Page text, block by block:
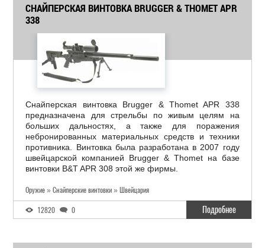
СНАЙПЕРСКАЯ ВИНТОВКА BRUGGER & THOMET APR
338
Снайперская винтовка Brugger & Thomet APR 338
предназначена для стрельбы по живым целям на
больших дальностях, а также для поражения
небронированных материальных средств и техники
противника. Винтовка была разработана в 2007 году
швейцарской компанией Brugger & Thomet на базе
винтовки B&T APR 308 этой же фирмы.
Оружие » Снайперские винтовки » Швейцария
12820 0 Подробнее